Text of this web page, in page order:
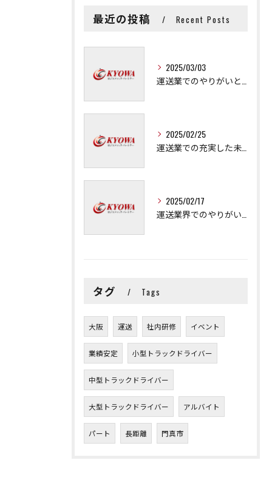
最近の投稿 Recent Posts
2025/03/03
2025/02/25
2025/02/17
タグ Tags
大阪 運送 社内研修 イベント
業績安定 小型トラックドライバー
中型トラックドライバー
大型トラックドライバー アルバイト
パート 長距離 門真市